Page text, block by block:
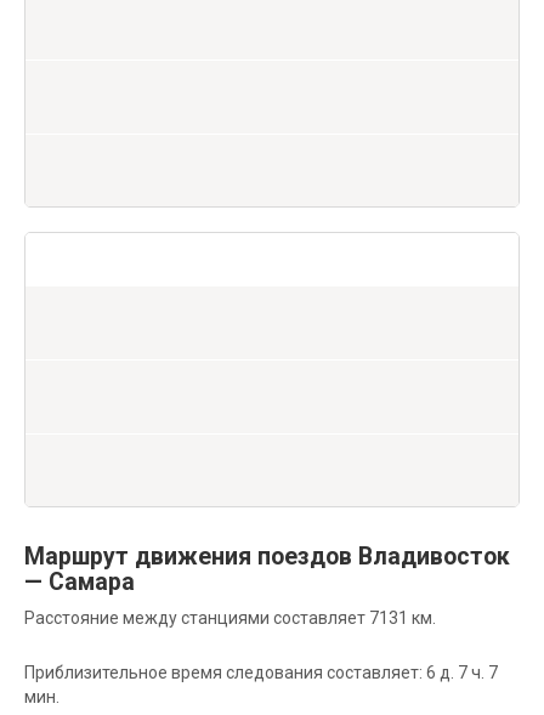
Маршрут движения поездов Владивосток
— Самара
Расстояние между станциями составляет 7131 км.
Приблизительное время следования составляет: 6 д. 7 ч. 7
мин.